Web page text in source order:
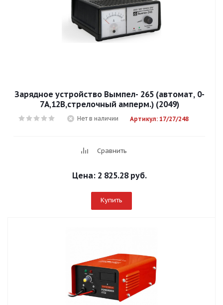
Зарядное устройство Вымпел- 265 (автомат, 0-
7А,12В,стрелочный амперм.) (2049)
Нет в наличии Артикул: 17/27/248
Сравнить
Цена: 2 825.28 руб.
Купить